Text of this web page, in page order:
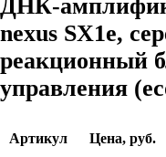
ДНК-
nexus SX1e,
реакционный
управления
Артикул Цена, руб.